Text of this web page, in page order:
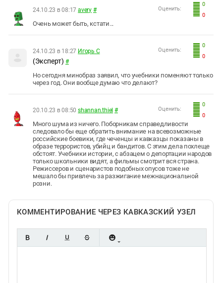
0
0
Оценить:
24.10.23 в 08:17 avery #
Очень может быть, кстати...
0
0
Оценить:
24.10.23 в 18:27 Игорь С
(Эксперт) #
Но сегодня минобраз заявил, что учебники поменяют только
через год. Они вообще думаю что делают?
0
0
Оценить:
20.10.23 в 08:50 shannan.thiel #
Много шума из ничего. Поборникам справедливости
следовало бы еще обратить внимание на всевозможные
российские боевики, где чеченцы и кавказцы показаны в
образе террористов, убийц и бандитов. С этим дела похлеще
обстоят. Учебники истории, с абзацем о депортации народов
только школьники видят, а фильмы смотрит вся страна.
Режиссеров и сценаристов подобных опусов тоже не
мешало бы привлечь за разжигание межнациональной
розни.
КОММЕНТИРОВАНИЕ ЧЕРЕЗ КАВКАЗСКИЙ УЗЕЛ